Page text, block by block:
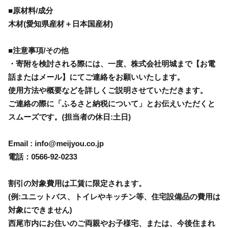
■原材料/成分
木材(愛知県産材＋日本国産材)
■注意事項/その他
・寄附を検討される際には、一度、株式会社明城まで【お電
話またはメール】にてご連絡をお願いいたします。
使用方法や概要などを詳しくご説明させていただきます。
ご連絡の際に「ふるさと納税について」とお伝えいただくと
スムーズです。(担当者の休日:土日)
Email : info@meijyou.co.jp
電話：0566-92-0233
割引の対象費用は工賃に限定されます。
(例:ユニットバス、トイレやキッチン等、住宅設備品の費用は
対象にできません)
西尾市内にお住いのご両親やお子様宅、または、今後住まれ